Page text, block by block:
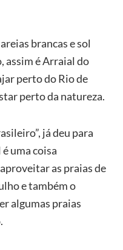
brancas e sol
assim é Arraial do
perto do Rio de
perto da natureza.
já deu para
uma coisa
as praias de
e também o
algumas praias